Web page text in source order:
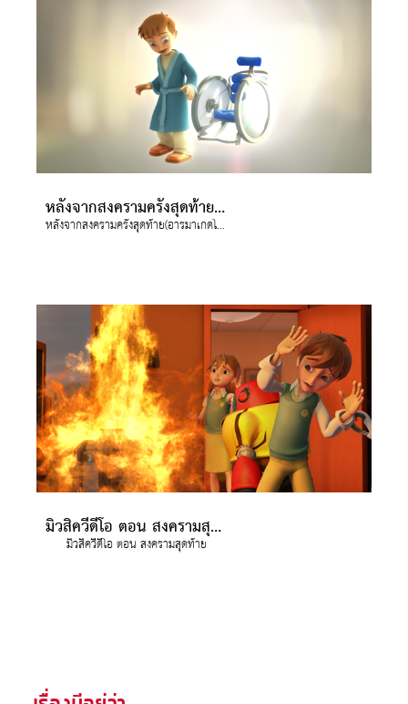
หลังจากสงครามครั้งสุดท้าย(อารมาเกดโดน) จะไม่มีความตายหรือความเศร้าเสียใจอีก
หลังจากสงครามครั้งสุดท้าย(อารมาเกดโดน) จะไม่มีความตายหรือความเศร้าเสียใจอีก
มิวสิควีดีโอ ตอน สงครามสุดท้าย
มิวสิควีดีโอ ตอน สงครามสุดท้าย